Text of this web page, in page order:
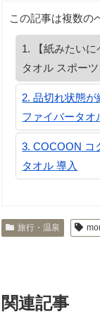
この記事は複数の
【紙みたい
タオル スポー
品切れ状態が
ファイバータオ
COCOON コ
タオル 導入
旅行・温泉
関連記事